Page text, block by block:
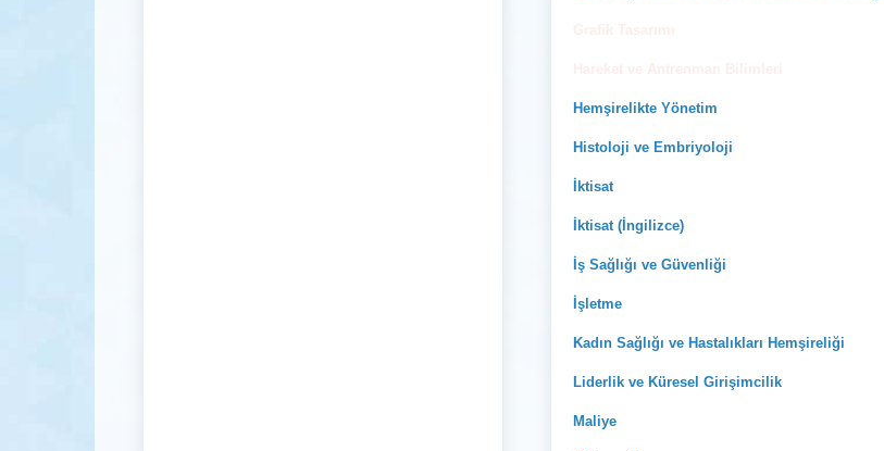
Hemşirelikte Yönetim
Histoloji ve Embriyoloji
İktisat
İktisat (İngilizce)
İş Sağlığı ve Güvenliği
İşletme
Kadın Sağlığı ve Hastalıkları Hemşireliği
Liderlik ve Küresel Girişimcilik
Maliye